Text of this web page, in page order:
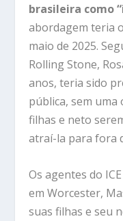
brasileira como
abordagem teria
maio de 2025.
Rolling Stone,
anos, teria sido
pública, sem uma
filhas e neto
atraí-la para fora
Os agentes do
em Worcester,
suas filhas e seu